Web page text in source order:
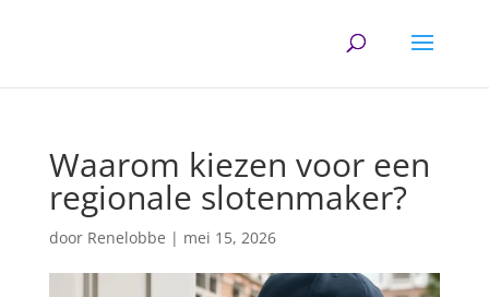
Waarom kiezen voor een
regionale slotenmaker?
door Renelobbe | mei 15, 2026